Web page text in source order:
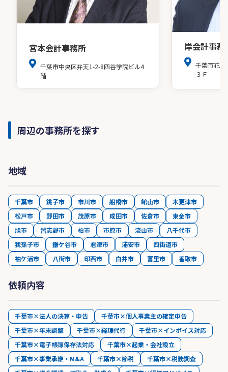
宮本会計事務所
千葉市中央区弁天1-2-8四谷学院ビル4
階
岸会計事務
千葉市花見
３Ｆ
周辺の事務所を探す
地域
千葉市 銚子市 市川市 船橋市 館山市
木更津市
松戸市
野田市 茂原市 成田市 佐倉市
東金市
旭市
習志野市 柏市 市原市 流山市
八千代市
我孫子市
鎌ケ谷市 君津市 浦安市
四街道市
袖ケ浦市
八街市 印西市 白井市 富里市 香取市
依頼内容
千葉市×法人の決算・申告
千葉市×個人事業主の確定申告
千葉市×年末調整
千葉市×経理代行
千葉市×インボイス対応
千葉市×電子帳簿保存法対応
千葉市×起業・会社設立
千葉市×事業承継・M&A
千葉市×節税
千葉市×税務調査